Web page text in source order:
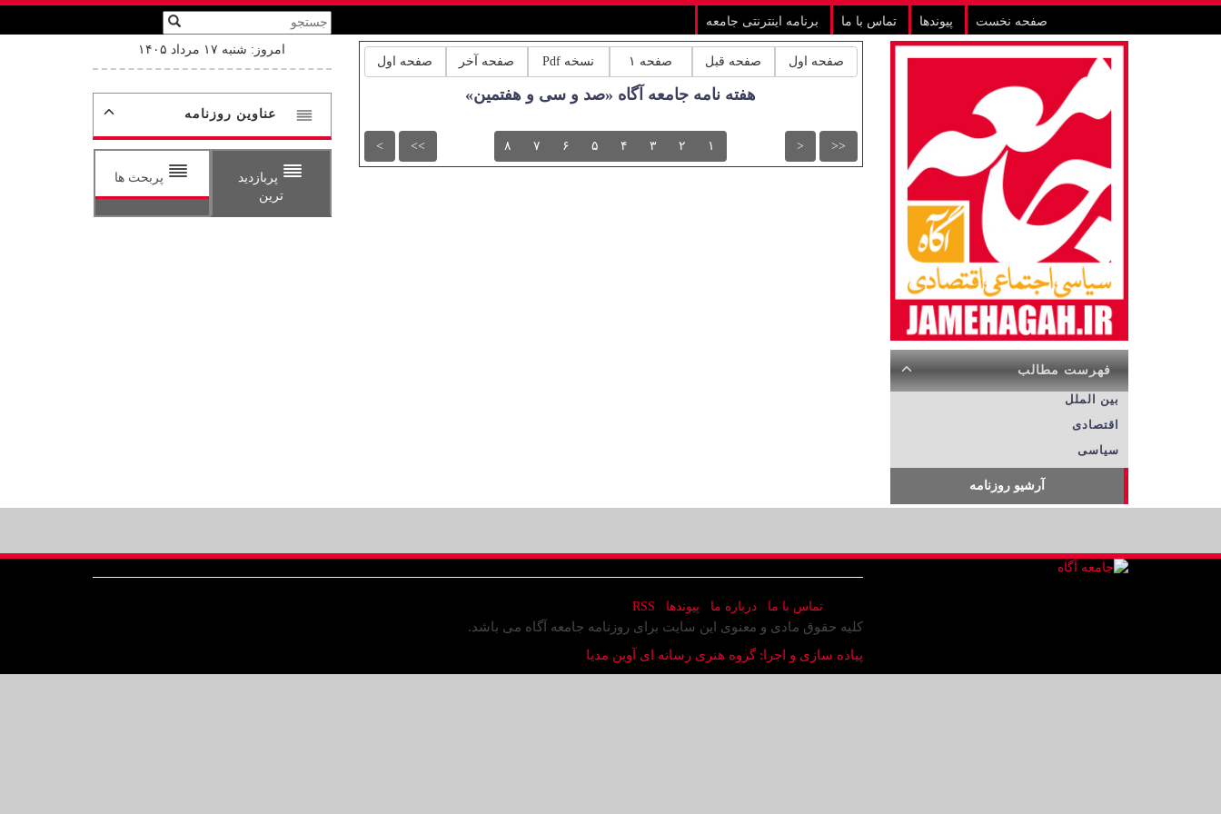
صفحه نخست پیوندها تماس با ما برنامه اینترنتی جامعه
فهرست مطالب
بین الملل
اقتصادی
سیاسی
آرشیو روزنامه
صفحه اول صفحه قبل صفحه ۱ نسخه Pdf صفحه آخر صفحه اول
هفته نامه جامعه آگاه «صد و سی و هفتمین»
<<
< ۱ ۲ ۳ ۴ ۵ ۶ ۷ ۸ >>
>
امروز: شنبه ۱۷ مرداد ۱۴۰۵
عناوین روزنامه
پربازدید
ترین
پربحث ها
تماس با ما درباره ما پیوندها RSS
کلیه حقوق مادی و معنوی این سایت برای روزنامه جامعه آگاه می باشد.
پیاده سازی و اجرا: گروه هنری رسانه ای آوین مدیا